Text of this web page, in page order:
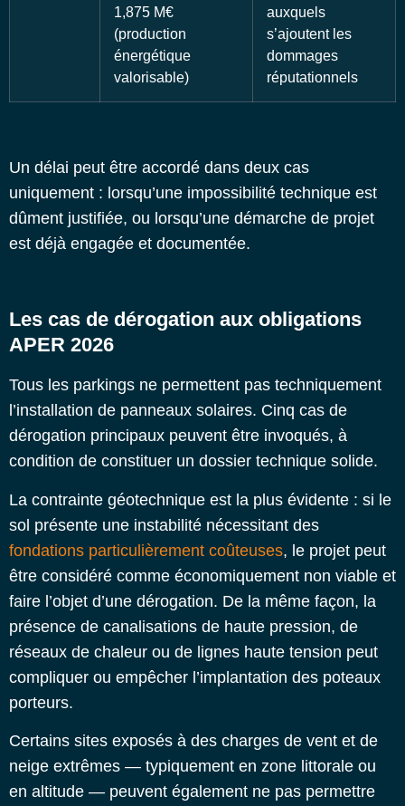
1,875 M€
(production
énergétique
valorisable)
auxquels
s’ajoutent les
dommages
réputationnels
Un délai peut être accordé dans deux cas
uniquement : lorsqu’une impossibilité technique est
dûment justifiée, ou lorsqu’une démarche de projet
est déjà engagée et documentée.
Les cas de dérogation aux obligations
APER 2026
Tous les parkings ne permettent pas techniquement
l’installation de panneaux solaires. Cinq cas de
dérogation principaux peuvent être invoqués, à
condition de constituer un dossier technique solide.
La contrainte géotechnique est la plus évidente : si le
sol présente une instabilité nécessitant des
fondations particulièrement coûteuses, le projet peut
être considéré comme économiquement non viable et
faire l’objet d’une dérogation. De la même façon, la
présence de canalisations de haute pression, de
réseaux de chaleur ou de lignes haute tension peut
compliquer ou empêcher l’implantation des poteaux
porteurs.
Certains sites exposés à des charges de vent et de
neige extrêmes — typiquement en zone littorale ou
en altitude — peuvent également ne pas permettre